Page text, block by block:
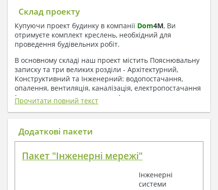
Склад проекту
Купуючи проект будинку в компанії Dom4M, Ви
отримуєте комплект креслень, необхідний для
проведення будівельних робіт.
В основному складі наш проект містить Пояснювальну
записку та три великих розділи - Архітектурний,
Конструктивний та Інженерний: водопостачання,
опалення, вентиляція, каналізація, електропостачання
( купується за додаткову плату ).
1. До складу Архітектурного розділу
входять:
План покрівлі
Фасади з даними зовнішніх оздоблень
Елементи прорізів – специфікація
Прочитати повний текст
Додаткові пакети
Пакет "Інженерні мережі"
Інженерні
системи